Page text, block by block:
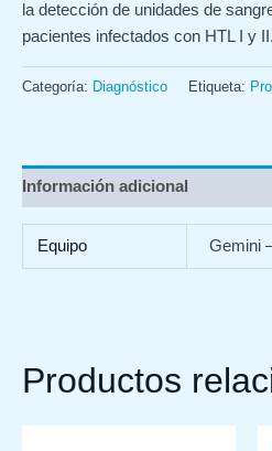
la detección de unidades de
pacientes infectados con HTL I y II.
Categoría: Diagnóstico Etiqueta:
Información adicional
Equipo Gemini
Productos